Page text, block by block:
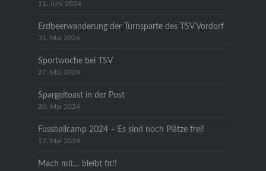
11. Juni 2024
Erdbeerwanderung der Turnsparte des TSV Vordorf
31. Mai 2024
Sportwoche bei TSV
27. Mai 2024
Spargeltoast in der Post
20. Mai 2024
Fussballcamp 2024 – Es sind noch Plätze frei!
17. Mai 2024
Mach mit… bleibt fit!!